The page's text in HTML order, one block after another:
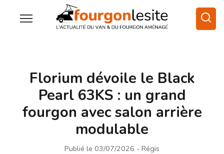
Florium dévoile le Black
Pearl 63KS : un grand
fourgon avec salon arrière
modulable
Publié le 03/07/2026 - Régis